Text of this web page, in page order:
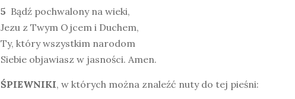
5 Bądź pochwalony na wieki,
Jezu z Twym Ojcem i Duchem,
Ty, który wszystkim narodom
Siebie objawiasz w jasności. Amen.
ŚPIEWNIKI, w których można znaleźć nuty do tej pieśni: